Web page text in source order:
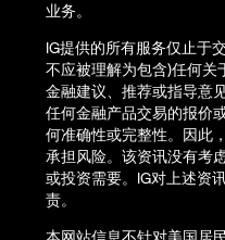
业务。
IG提供的所有服务仅止于
不应被理解为包含)任何关
金融建议、推荐或指导意
任何金融产品交易的报价
何准确性或完整性。因此
承担风险。该资讯没有考
或投资需要。IG对上述资
责。